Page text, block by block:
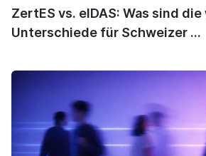
ZertES vs. eIDAS: Was sind
Unterschiede für Schweizer ...